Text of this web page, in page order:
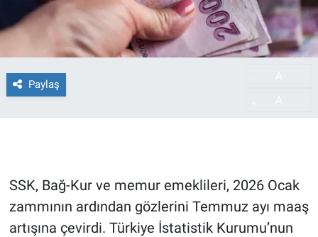
Paylaş
SSK, Bağ-Kur ve memur emeklileri, 2026 Ocak
zammının ardından gözlerini Temmuz ayı maaş
artışına çevirdi. Türkiye İstatistik Kurumu’nun